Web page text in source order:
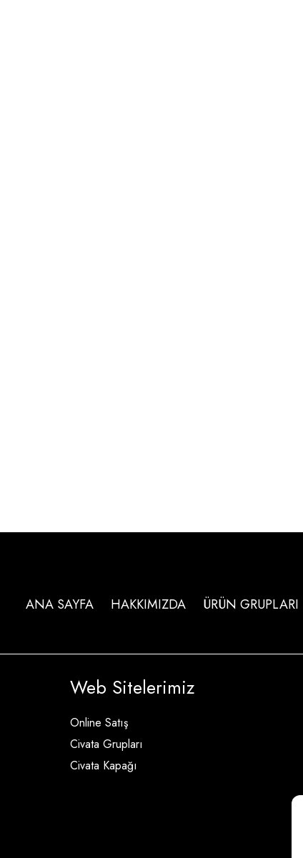
ANA SAYFA HAKKIMIZDA ÜRÜN GRUPLARI
Web Sitelerimiz
Online Satış
Civata Grupları
Civata Kapağı